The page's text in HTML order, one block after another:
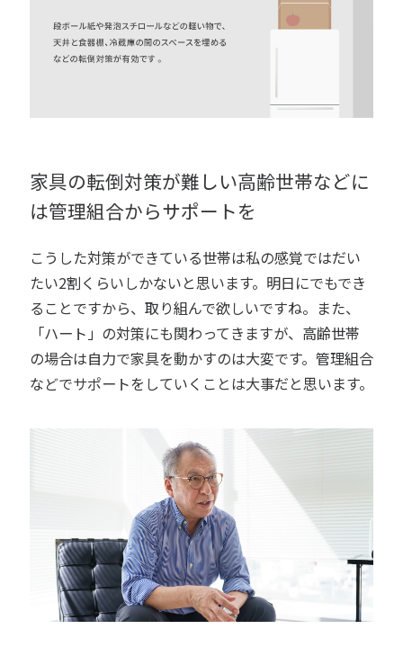
家具の転倒対策が難しい高齢世帯などに
は管理組合からサポートを
こうした対策ができている世帯は私の感覚ではだい
たい2割くらいしかないと思います。明日にでもでき
ることですから、取り組んで欲しいですね。また、
「ハート」の対策にも関わってきますが、高齢世帯
の場合は自力で家具を動かすのは大変です。管理組合
などでサポートをしていくことは大事だと思います。